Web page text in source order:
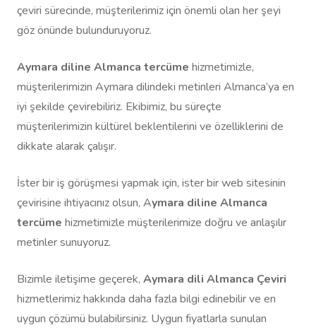
çeviri sürecinde, müşterilerimiz için önemli olan her şeyi
göz önünde bulunduruyoruz.
Aymara diline Almanca tercüme hizmetimizle,
müşterilerimizin Aymara dilindeki metinleri Almanca’ya en
iyi şekilde çevirebiliriz. Ekibimiz, bu süreçte
müşterilerimizin kültürel beklentilerini ve özelliklerini de
dikkate alarak çalışır.
İster bir iş görüşmesi yapmak için, ister bir web sitesinin
çevirisine ihtiyacınız olsun, Aymara diline Almanca
tercüme hizmetimizle müşterilerimize doğru ve anlaşılır
metinler sunuyoruz.
Bizimle iletişime geçerek, Aymara dili Almanca Çeviri
hizmetlerimiz hakkında daha fazla bilgi edinebilir ve en
uygun çözümü bulabilirsiniz. Uygun fiyatlarla sunulan